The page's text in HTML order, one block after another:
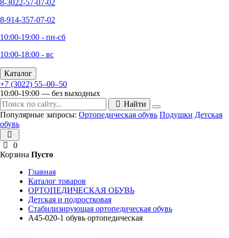
8-3022-57-07-02
8-914-357-07-02
10:00-19:00 - пн-сб
10:00-18:00 - вс
Каталог
+7 (3022) 55‒00‒50
10:00-19:00 — без выходных
Найти
Популярные запросы: Ортопедическая обувь Подушки Детская
обувь
0
Корзина Пусто
Главная
Каталог товаров
ОРТОПЕДИЧЕСКАЯ ОБУВЬ
Детская и подростковая
Стабилизирующая ортопедическая обувь
А45-020-1 обувь ортопедическая